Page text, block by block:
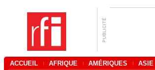
ACCUEIL AFRIQUE AMÉRIQUES ASIE